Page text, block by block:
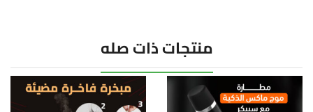
منتجات ذات صله